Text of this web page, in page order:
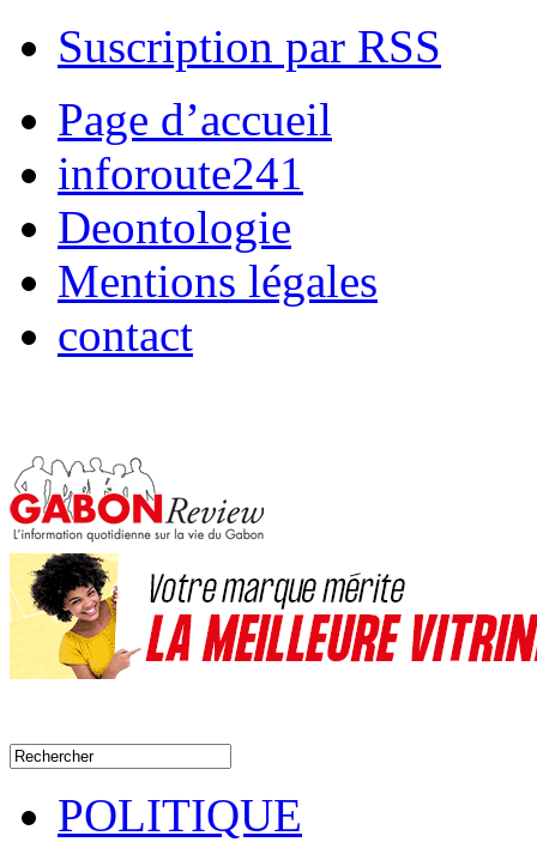
Suscription par RSS
Page d’accueil
inforoute241
Deontologie
Mentions légales
contact
POLITIQUE